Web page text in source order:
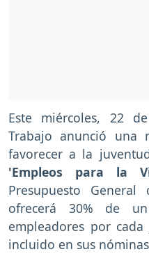
Este miércoles, 22
Trabajo anunció una
favorecer a la
'Empleos para la
Presupuesto
ofrecerá 30% de
empleadores por
incluido en sus